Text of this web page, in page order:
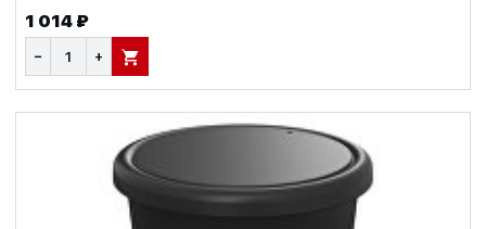
1 014 ₽
− + В КОРЗИНУ